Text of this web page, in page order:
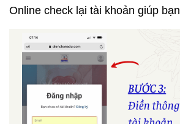
Online check lại tài khoản giúp bạn